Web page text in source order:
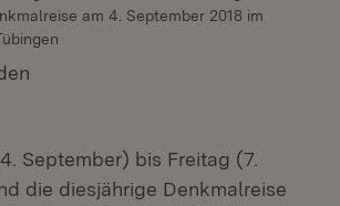
am 4. September 2018 im
September) bis Freitag (7.
die diesjährige Denkmalreise